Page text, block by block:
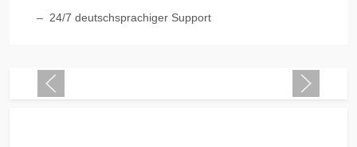
24/7 deutschsprachiger Support